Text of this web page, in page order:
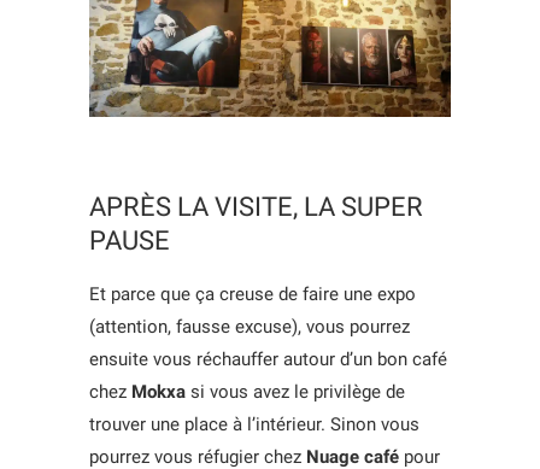
APRÈS LA VISITE, LA SUPER
PAUSE
Et parce que ça creuse de faire une expo
(attention, fausse excuse), vous pourrez
ensuite vous réchauffer autour d’un bon café
chez Mokxa si vous avez le privilège de
trouver une place à l’intérieur. Sinon vous
pourrez vous réfugier chez Nuage café pour